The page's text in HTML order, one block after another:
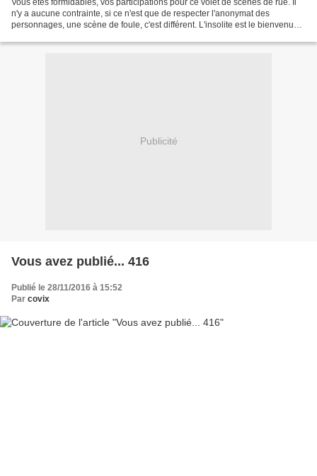
n'y a aucune contrainte, si ce n'est que de respecter l'anonymat des
personnages, une scène de foule, c'est différent. L'insolite est le bienvenu
Publicité
Vous avez publié... 416
Publié le 28/11/2016 à 15:52
Par covix